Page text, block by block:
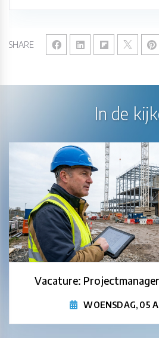
SHARE
In de
Vacature:
WOENSDAG, 05